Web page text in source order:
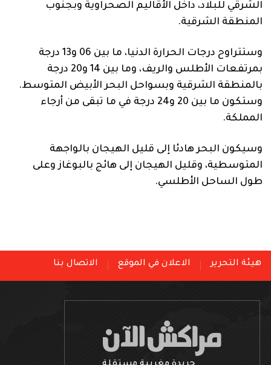
الشرقي للبلاد، داخل الأقاليم الصحراوية وبجنوب
المنطقة الشرقية.
وستتراوح درجات الحرارة الدنيا، ما بين 06 و13 درجة
بمرتفعات الأطلس والريف، وما بين 14 و20 درجة
بالمنطقة الشرقية وبسواحل البحر الأبيض المتوسط.
وستكون ما بين 20 و24 درجة في ما تبقى من أرجاء
المملكة.
وسيكون البحر هادئا إلى قليل الهيجان بالواجهة
المتوسطية، وقليل الهيجان إلى هائج بالبوغاز وعلى
طول الساحل الأطلسي.
هيئة التحرير الاعلان في الموقع الاتصال بنا